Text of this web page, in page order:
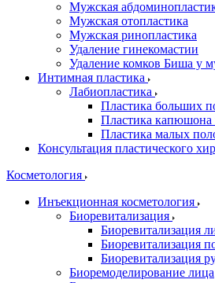
Мужская
Мужская отопластика
Мужская ринопластика
Удаление гинекомастии
Удаление комков Биша у
Интимная пластика
Лабиопластика
Пластика больших
Пластика капюшона
Пластика малых
Консультация пластического
Косметология
Инъекционная косметология
Биоревитализация
Биоревитализация
Биоревитализация
Биоревитализация
Биоремоделирование лица